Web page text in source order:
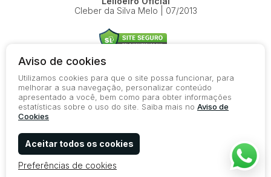
Cleber da Silva Melo | 07/2013
© 2026-present - Todos os direitos reservados
Política de Privacidade
Termos de Uso
Aviso de cookies
Utilizamos cookies para que o site possa funcionar, para
melhorar a sua navegação, personalizar conteúdo
apresentado a você, bem como para obter informações
estatísticas sobre o uso do site. Saiba mais no Aviso de
Cookies
Aceitar todos os cookies
Preferências de cookies